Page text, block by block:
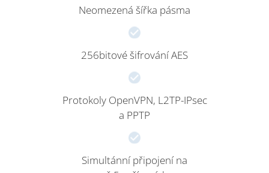
Neomezená šířka pásma
256bitové šifrování AES
Protokoly OpenVPN, L2TP-IPsec
a PPTP
Simultánní připojení na